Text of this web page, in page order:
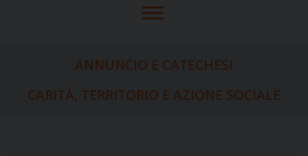
ANNUNCIO E CATECHESI
CARITÀ, TERRITORIO E AZIONE SOCIALE